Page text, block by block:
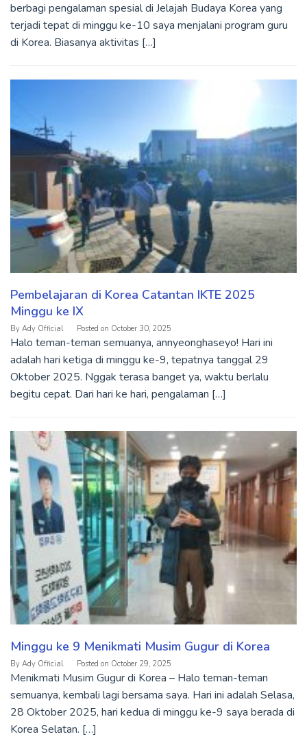
berbagi pengalaman spesial di Jelajah Budaya Korea yang
terjadi tepat di minggu ke-10 saya menjalani program guru
di Korea. Biasanya aktivitas […]
Pembelajaran di Korea Catantan IKTE 2025
Minggu ke IX
By Ady Official Posted on October 30, 2025
Halo teman-teman semuanya, annyeonghaseyo! Hari ini
adalah hari ketiga di minggu ke-9, tepatnya tanggal 29
Oktober 2025. Nggak terasa banget ya, waktu berlalu
begitu cepat. Dari hari ke hari, pengalaman […]
Minggu ke 9 Menikmati Musim Gugur di Korea
By Ady Official Posted on October 29, 2025
Menikmati Musim Gugur di Korea – Halo teman-teman
semuanya, kembali lagi bersama saya. Hari ini adalah Selasa,
28 Oktober 2025, hari kedua di minggu ke-9 saya berada di
Korea Selatan. […]